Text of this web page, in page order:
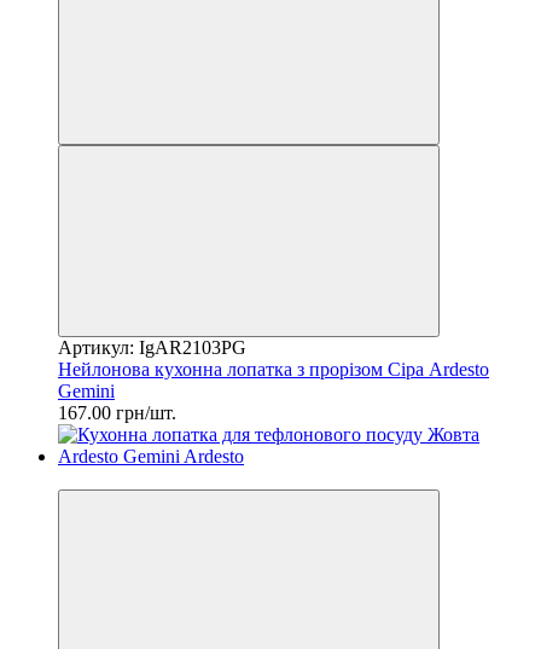
Артикул: IgAR2103PG
Нейлонова кухонна лопатка з прорізом Сіра Ardesto
Gemini
167.00 грн/шт.